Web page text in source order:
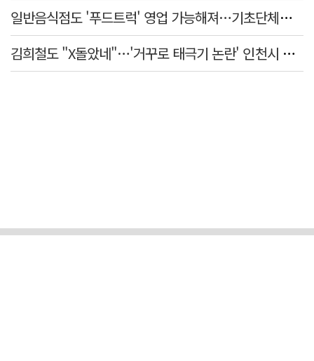
일반음식점도 '푸드트럭' 영업 가능해져…기초단체별 조례 개정 움직임
김희철도 "X돌았네"…'거꾸로 태극기 논란' 인천시 현수막, 이틀 만에 철거